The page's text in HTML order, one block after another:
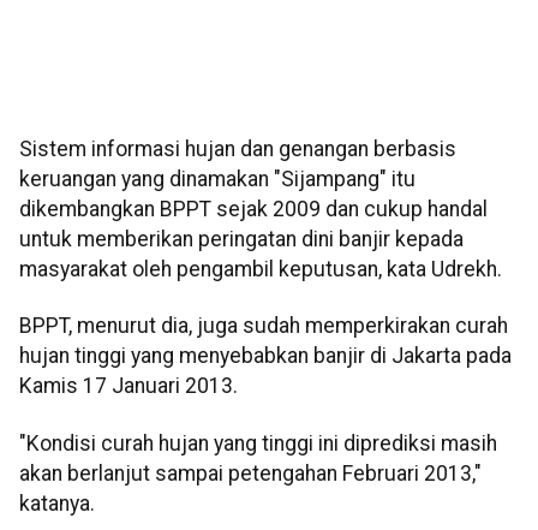
Sistem informasi hujan dan genangan berbasis
keruangan yang dinamakan "Sijampang" itu
dikembangkan BPPT sejak 2009 dan cukup handal
untuk memberikan peringatan dini banjir kepada
masyarakat oleh pengambil keputusan, kata Udrekh.
BPPT, menurut dia, juga sudah memperkirakan curah
hujan tinggi yang menyebabkan banjir di Jakarta pada
Kamis 17 Januari 2013.
"Kondisi curah hujan yang tinggi ini diprediksi masih
akan berlanjut sampai petengahan Februari 2013,"
katanya.